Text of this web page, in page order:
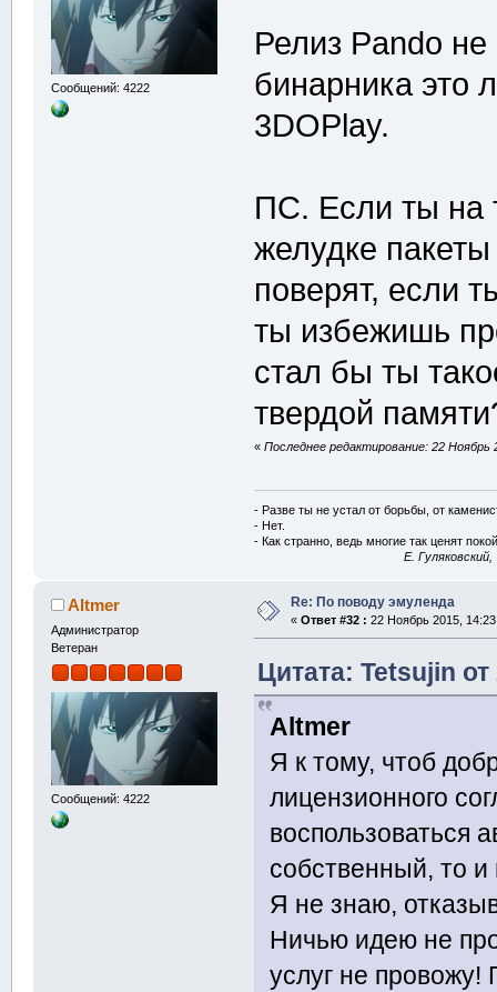
Сообщений: 4222
Релиз Pando
бинарника это
3DOPlay.
ПС. Если ты на
желудке
поверят, если
ты избежишь
стал бы ты
твердой
«Последнее редактирование: 22 Ноябрь
- Разве ты не устал от борьбы, от
- Нет.
- Как странно, ведь многие так ценят
E.
Altmer
Администратор
Ветеран
Сообщений: 4222
Re: По поводу эмуленда
« Ответ #32 : 22 Ноябрь 2015,
Цитата: Tetsujin
Altmer
Я к тому, чтоб
лицензионного
воспользоваться
собственный, то
Я не знаю,
Ничью идею не
услуг не